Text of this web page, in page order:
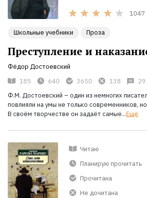
1047
Школьные учебники Проза
Преступление и
Фёдор Достоевский
185
640 3650 138 29
Ф.М. Достоевский – один из немногих
повлияли на умы не только современников,
В своём творчестве он задаёт самые...Ещё
Читаю
Планирую прочитать
Прочитана
Не дочитана